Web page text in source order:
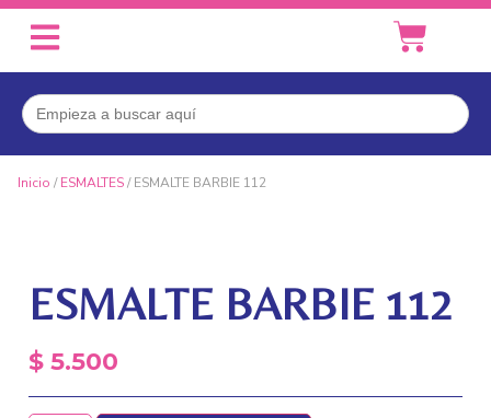
Buscar:
Inicio /ESMALTES/ ESMALTE BARBIE 112
ESMALTE BARBIE 112
$ 5.500